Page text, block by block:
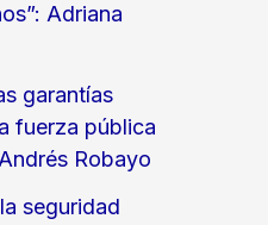
Adriana
garantías
fuerza pública
Robayo
seguridad